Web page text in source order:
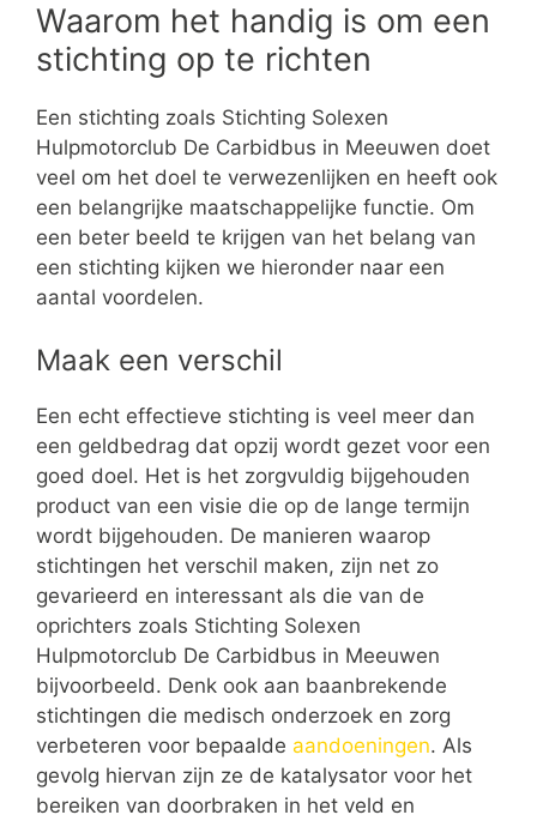
Waarom het handig is om een
stichting op te richten
Een stichting zoals Stichting Solexen
Hulpmotorclub De Carbidbus in Meeuwen doet
veel om het doel te verwezenlijken en heeft ook
een belangrijke maatschappelijke functie. Om
een beter beeld te krijgen van het belang van
een stichting kijken we hieronder naar een
aantal voordelen.
Maak een verschil
Een echt effectieve stichting is veel meer dan
een geldbedrag dat opzij wordt gezet voor een
goed doel. Het is het zorgvuldig bijgehouden
product van een visie die op de lange termijn
wordt bijgehouden. De manieren waarop
stichtingen het verschil maken, zijn net zo
gevarieerd en interessant als die van de
oprichters zoals Stichting Solexen
Hulpmotorclub De Carbidbus in Meeuwen
bijvoorbeeld. Denk ook aan baanbrekende
stichtingen die medisch onderzoek en zorg
verbeteren voor bepaalde aandoeningen. Als
gevolg hiervan zijn ze de katalysator voor het
bereiken van doorbraken in het veld en